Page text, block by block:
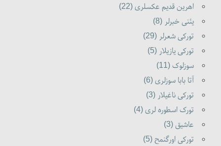
اهرین قدیم عکسلری (22)
یئنی خبرلر (8)
تورکی شعرلر (29)
تورکی یازیلار (5)
سوزلوک (11)
آتا بابا سوزلری (6)
تورکی ناغیلار (3)
تورک اسطوره لری (4)
عاشیق (3)
تورکی اورگنمح (5)